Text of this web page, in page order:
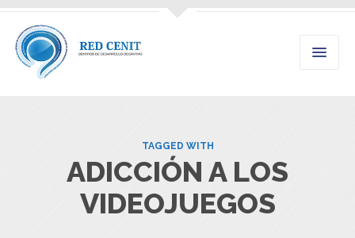
TAGGED WITH
ADICCIÓN A LOS
VIDEOJUEGOS